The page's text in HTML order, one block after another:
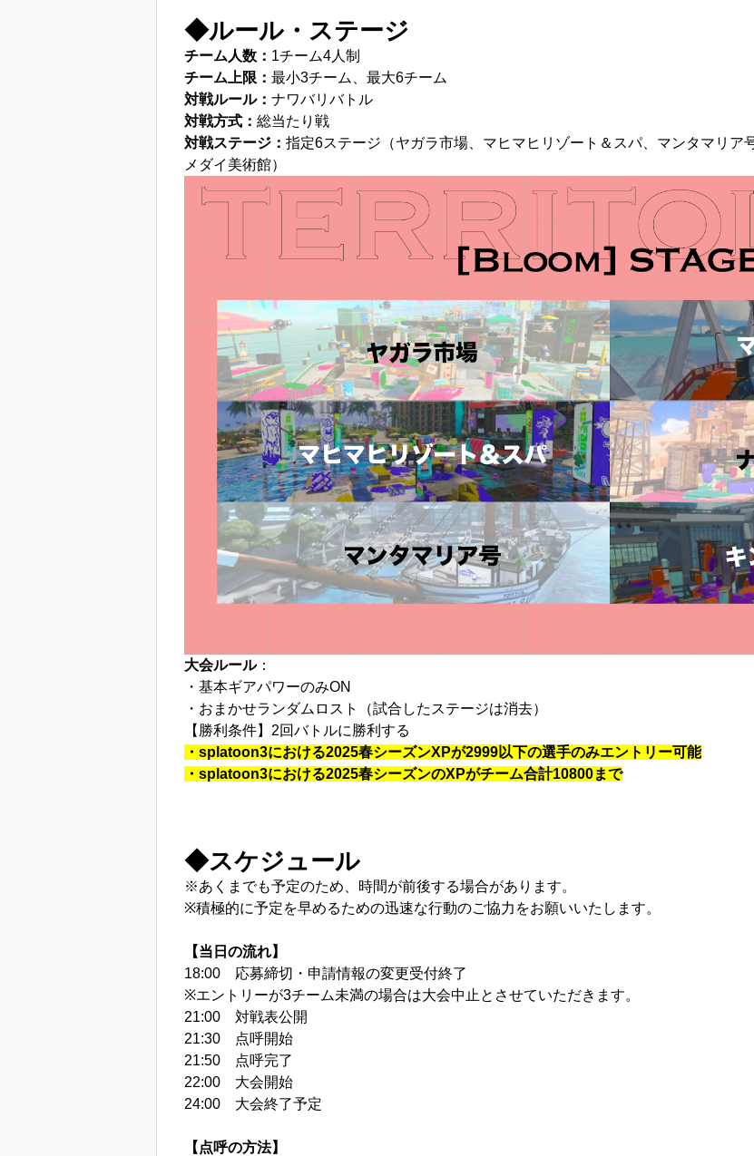
◆ルール・ステージ
チーム人数： 1チーム4人制
チーム上限： 最小3チーム、最大6チーム
対戦ルール： ナワバリバトル
対戦方式： 総当たり戦
対戦ステージ： 指定6ステージ（ヤガラ市場、マヒマヒリゾート＆スパ、マンタマリア
メダイ美術館）
大会ルール ：
・ 基本ギアパワーのみON
・おまかせランダムロスト（試合したステージは消去）
【勝利条件】2回バトルに勝利する
・splatoon3における2025春シーズンXPが2999以下の選手のみエントリー可能
・splatoon3における2025春シーズンのXPがチーム合計10800まで
◆スケジュール
※あくまでも予定のため、時間が前後する場合があります。
※積極的に予定を早めるための迅速な行動のご協力をお願いいたします。
【当日の流れ】
18:00 応募締切・申請情報の変更受付終了
※エントリーが3チーム未満の場合は大会中止とさせていただきます。
21:00 対戦表公開
21:30 点呼開始
21:50 点呼完了
22:00 大会開始
24:00 大会終了予定
【点呼の方法】